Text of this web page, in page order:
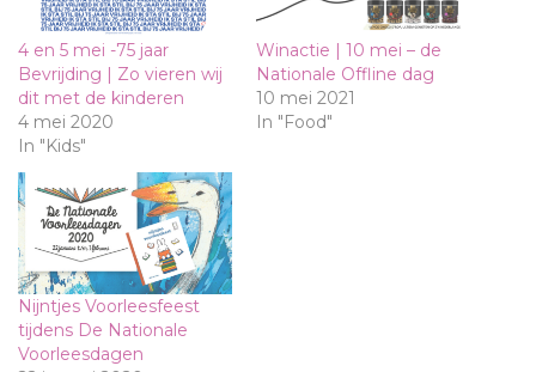
4 en 5 mei -75 jaar
Bevrijding | Zo vieren wij
dit met de kinderen
4 mei 2020
In "Kids"
Winactie | 10 mei – de
Nationale Offline dag
10 mei 2021
In "Food"
Nijntjes Voorleesfeest
tijdens De Nationale
Voorleesdagen